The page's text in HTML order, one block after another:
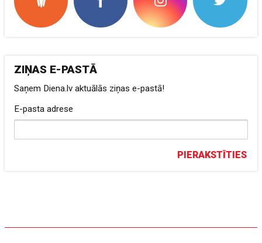
ZIŅAS E-PASTĀ
Saņem Diena.lv aktuālās ziņas e-pastā!
E-pasta adrese
PIERAKSTĪTIES